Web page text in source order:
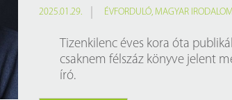
2025.01.29. ÉVFORDULÓ, MAGYAR
Tizenkilenc éves kora óta
csaknem félszáz könyve jelent
író.